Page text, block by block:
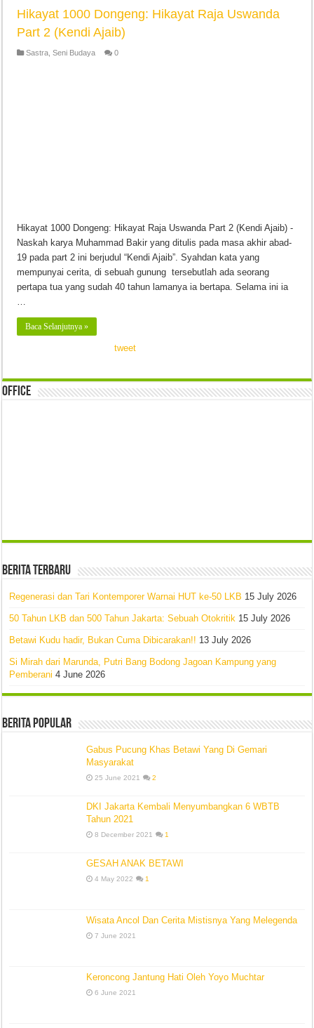
Hikayat 1000 Dongeng: Hikayat Raja Uswanda
Part 2 (Kendi Ajaib)
Sastra ,Seni Budaya 0
Hikayat 1000 Dongeng: Hikayat Raja Uswanda Part 2 (Kendi Ajaib) -
Naskah karya Muhammad Bakir yang ditulis pada masa akhir abad-
19 pada part 2 ini berjudul “Kendi Ajaib”. Syahdan kata yang
mempunyai cerita, di sebuah gunung tersebutlah ada seorang
pertapa tua yang sudah 40 tahun lamanya ia bertapa. Selama ini ia
Baca Selanjutnya »
tweet
Office
Berita Terbaru
Regenerasi dan Tari Kontemporer Warnai HUT ke-50 LKB 15 July 2026
50 Tahun LKB dan 500 Tahun Jakarta: Sebuah Otokritik 15 July 2026
Betawi Kudu hadir, Bukan Cuma Dibicarakan!! 13 July 2026
Si Mirah dari Marunda, Putri Bang Bodong Jagoan Kampung yang
Pemberani 4 June 2026
Berita Popular
Gabus Pucung Khas Betawi Yang Di Gemari
Masyarakat
25 June 2021 2
DKI Jakarta Kembali Menyumbangkan 6 WBTB
Tahun 2021
8 December 2021 1
GESAH ANAK BETAWI
4 May 2022 1
Wisata Ancol Dan Cerita Mistisnya Yang Melegenda
7 June 2021
Keroncong Jantung Hati Oleh Yoyo Muchtar
6 June 2021